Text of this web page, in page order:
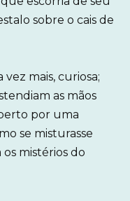
sobre o cais de
mais, curiosa;
as mãos
por uma
se misturasse
mistérios do